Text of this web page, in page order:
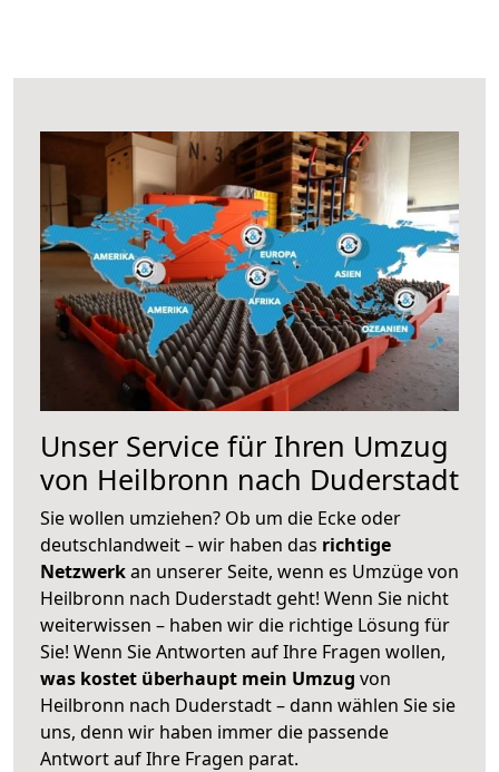
Unser Service für Ihren Umzug
von Heilbronn nach Duderstadt
Sie wollen umziehen? Ob um die Ecke oder
deutschlandweit – wir haben das richtige
Netzwerkan unserer Seite, wenn es Umzüge von
Heilbronn nach Duderstadt geht! Wenn Sie nicht
weiterwissen – haben wir die richtige Lösung für
Sie! Wenn Sie Antworten auf Ihre Fragen wollen,
was kostet überhaupt mein Umzug von
Heilbronn nach Duderstadt – dann wählen Sie sie
uns, denn wir haben immer die passende
Antwort auf Ihre Fragen parat.